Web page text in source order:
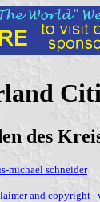
des
michael schneider
and copyright |